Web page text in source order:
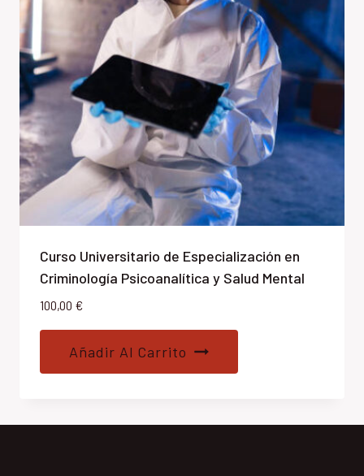
Curso Universitario de Especialización en
Criminología Psicoanalítica y Salud Mental
100,00 €
Añadir Al Carrito